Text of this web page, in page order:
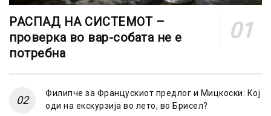
РАСПАД НА СИСТЕМОТ –
проверка во вар-собата не е
потребна
Филипче за Францускиот предлог и Мицкоски: Кој
оди на екскурзија во лето, во Брисел?